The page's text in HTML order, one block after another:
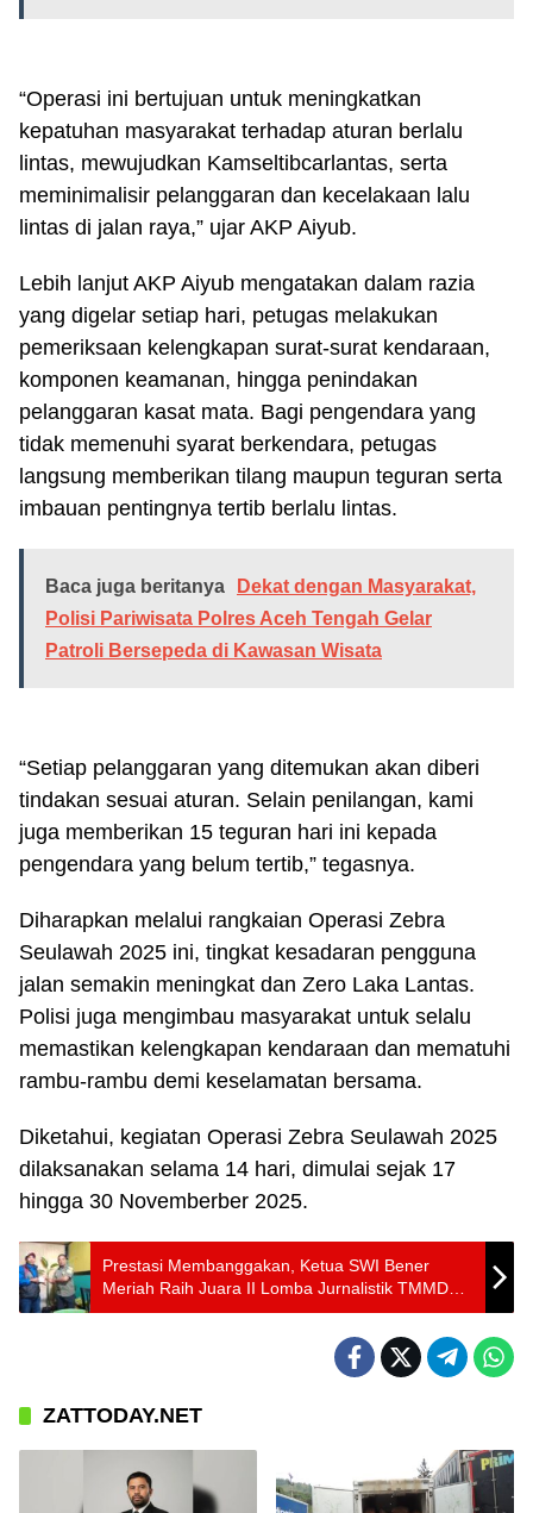
“Operasi ini bertujuan untuk meningkatkan
kepatuhan masyarakat terhadap aturan berlalu
lintas, mewujudkan Kamseltibcarlantas, serta
meminimalisir pelanggaran dan kecelakaan lalu
lintas di jalan raya,” ujar AKP Aiyub.
Lebih lanjut AKP Aiyub mengatakan dalam razia
yang digelar setiap hari, petugas melakukan
pemeriksaan kelengkapan surat-surat kendaraan,
komponen keamanan, hingga penindakan
pelanggaran kasat mata. Bagi pengendara yang
tidak memenuhi syarat berkendara, petugas
langsung memberikan tilang maupun teguran serta
imbauan pentingnya tertib berlalu lintas.
Baca juga beritanya
Dekat dengan Masyarakat,
Polisi Pariwisata Polres Aceh Tengah Gelar
Patroli Bersepeda di Kawasan Wisata
“Setiap pelanggaran yang ditemukan akan diberi
tindakan sesuai aturan. Selain penilangan, kami
juga memberikan 15 teguran hari ini kepada
pengendara yang belum tertib,” tegasnya.
Diharapkan melalui rangkaian Operasi Zebra
Seulawah 2025 ini, tingkat kesadaran pengguna
jalan semakin meningkat dan Zero Laka Lantas.
Polisi juga mengimbau masyarakat untuk selalu
memastikan kelengkapan kendaraan dan mematuhi
rambu-rambu demi keselamatan bersama.
Diketahui, kegiatan Operasi Zebra Seulawah 2025
dilaksanakan selama 14 hari, dimulai sejak 17
hingga 30 Novemberber 2025.
Prestasi Membanggakan, Ketua SWI Bener
Meriah Raih Juara II Lomba Jurnalistik TMMD
2025
ZATTODAY.NET